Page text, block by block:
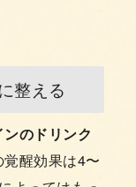
整える
のドリンク
醒効果は4〜